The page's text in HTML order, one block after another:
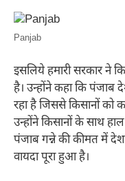
Panjab
इसलिये हमारी सरकार ने
है। उन्होंने कहा कि
रहा है जिससे किसानों को
उन्होंने किसानों के साथ
पंजाब गन्ने की कीमत में
वायदा पूरा हुआ है।